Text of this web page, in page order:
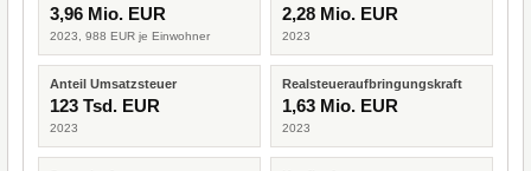
3,96 Mio. EUR
2023, 988 EUR je Einwohner
2,28 Mio. EUR
2023
Anteil Umsatzsteuer
123 Tsd. EUR
2023
Realsteueraufbringungskraft
1,63 Mio. EUR
2023